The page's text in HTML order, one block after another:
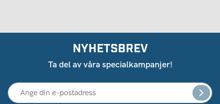
NYHETSBREV
Ta del av våra specialkampanjer!